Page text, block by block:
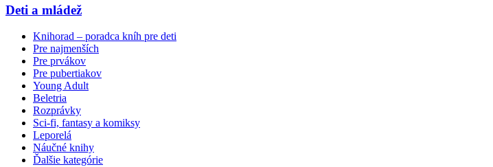
Deti a mládež
Knihorad – poradca kníh pre deti
Pre najmenších
Pre prvákov
Pre pubertiakov
Young Adult
Beletria
Rozprávky
Sci-fi, fantasy a komiksy
Leporelá
Náučné knihy
Ďalšie kategórie